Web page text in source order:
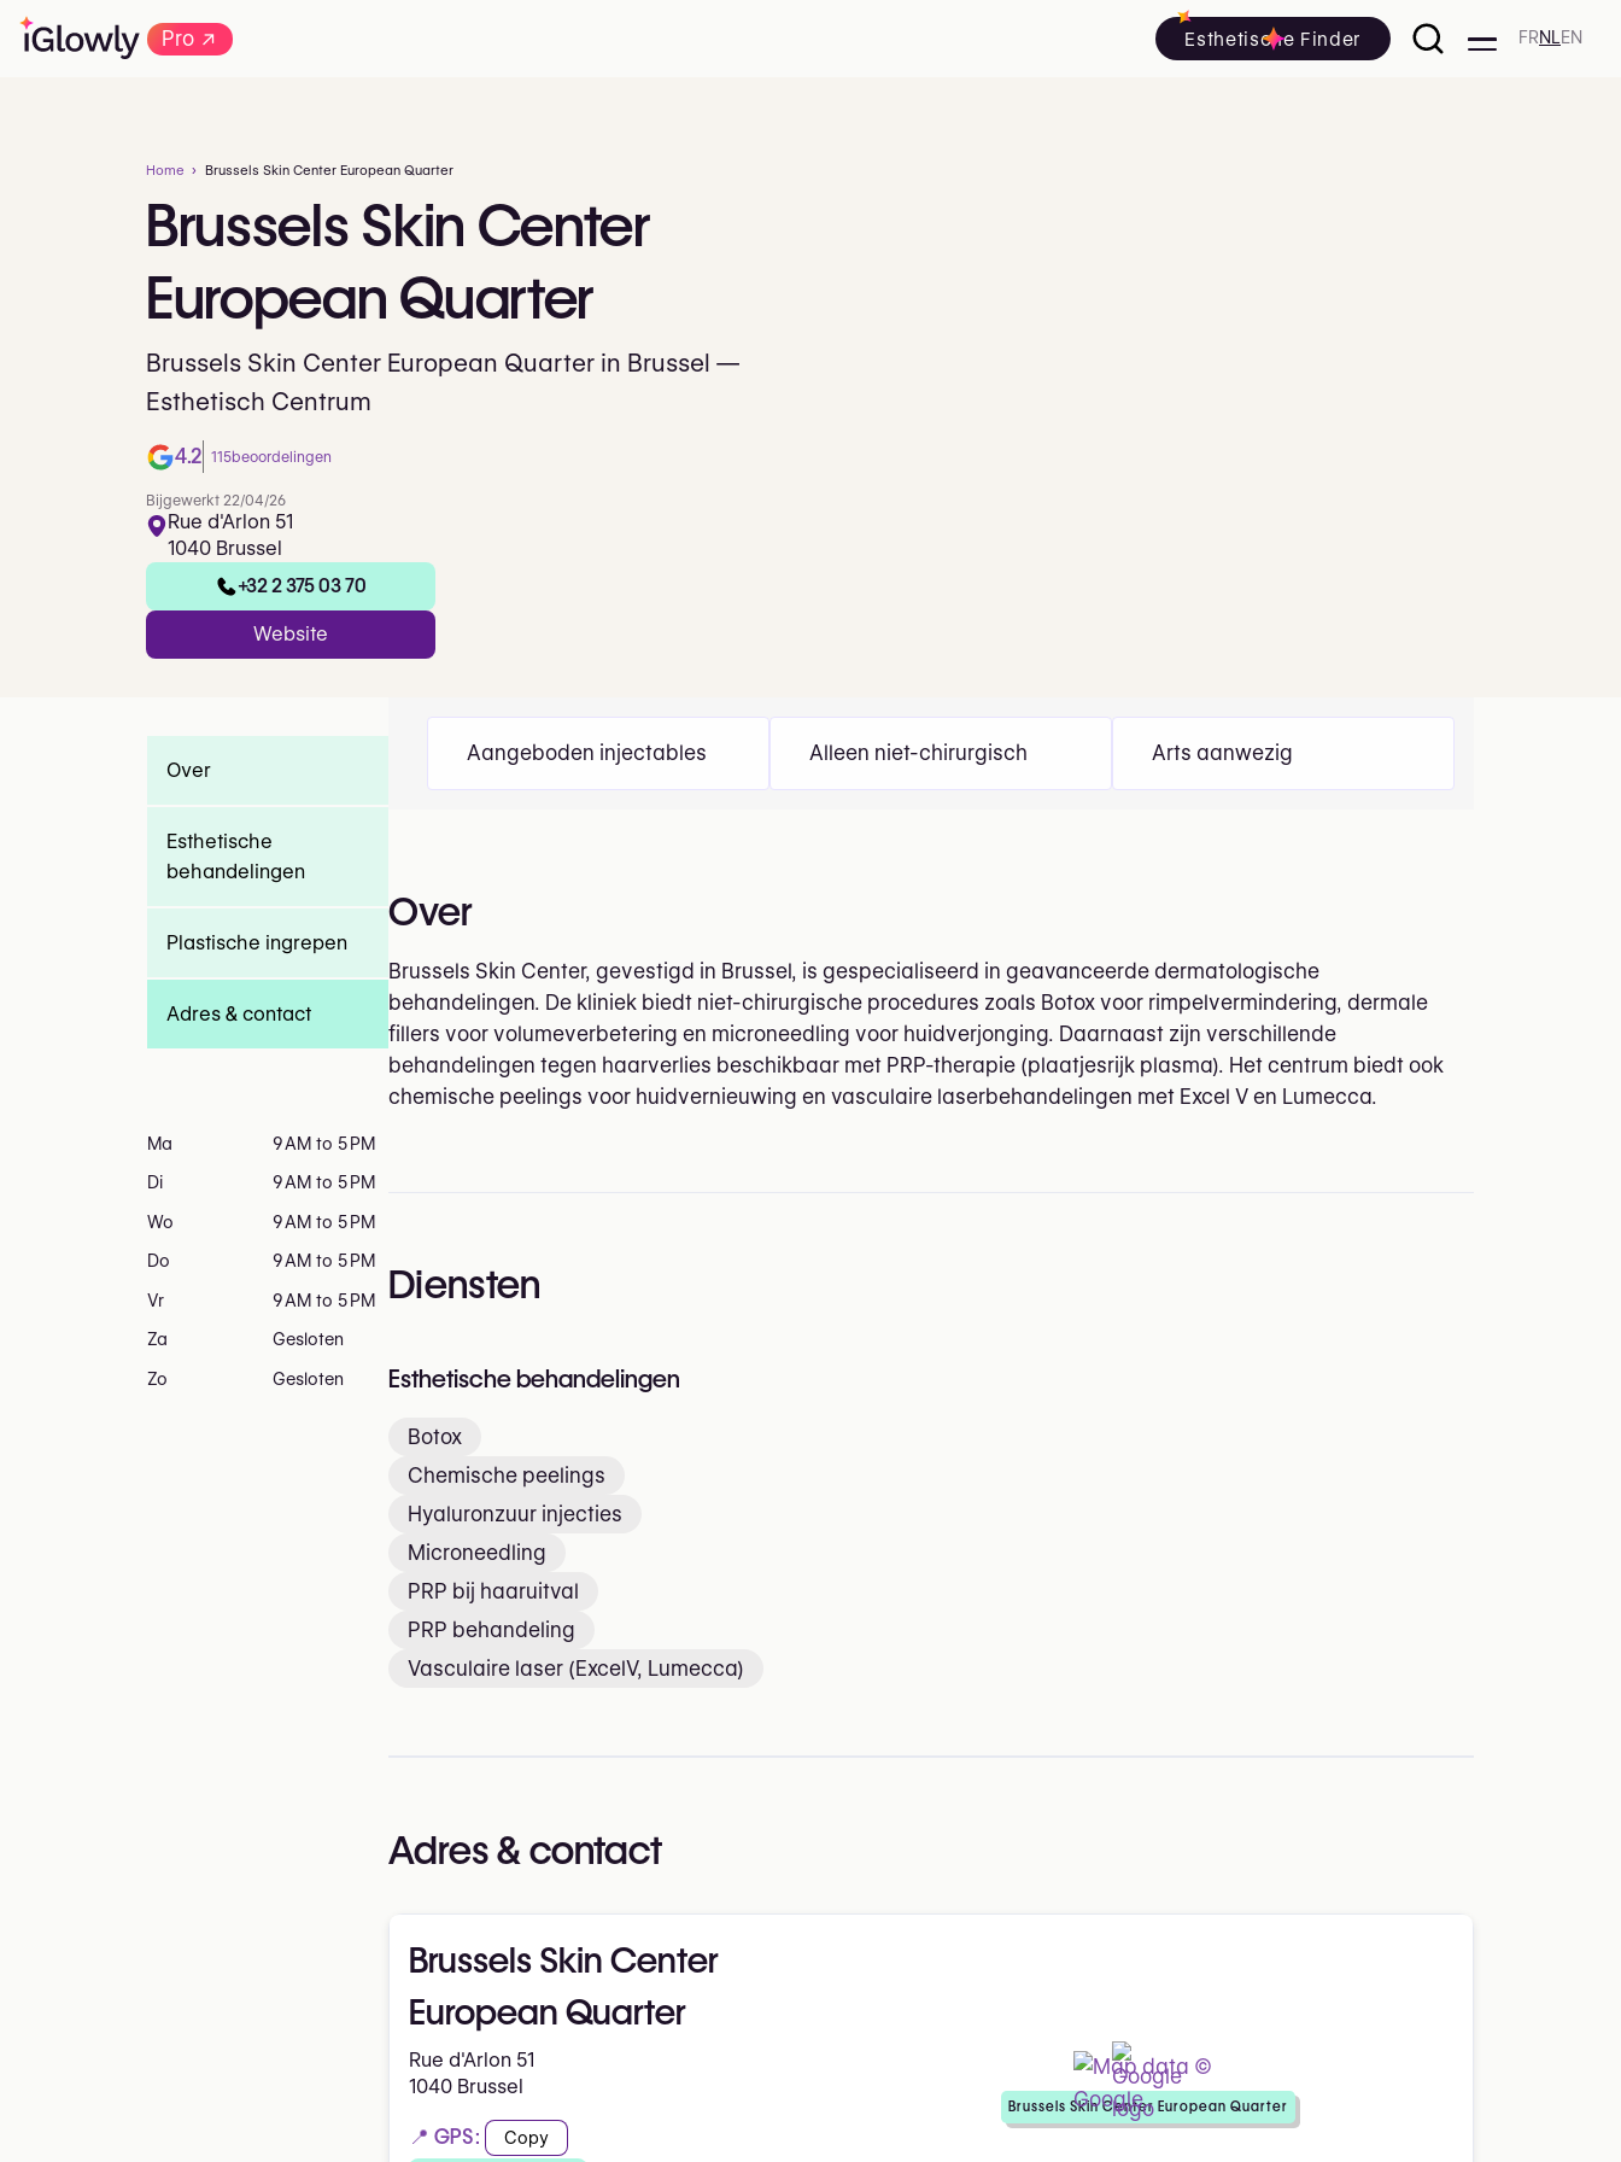
Pro→ Esthetische Finder FRNL EN
Home Brussels Skin Center European Quarter
Brussels Skin Center
European Quarter
Brussels Skin Center European Quarter in Brussel —
Esthetisch Centrum
4.2 115beoordelingen
Bijgewerkt 22/04/26
Rue d'Arlon 51
1040 Brussel
+32 2 375 03 70
Website
Aangeboden injectables Alleen niet-chirurgisch Arts aanwezig
Over
Brussels Skin Center, gevestigd in Brussel, is gespecialiseerd in geavanceerde dermatologische
behandelingen. De kliniek biedt niet-chirurgische procedures zoals Botox voor rimpelvermindering, dermale
fillers voor volumeverbetering en microneedling voor huidverjonging. Daarnaast zijn verschillende
behandelingen tegen haarverlies beschikbaar met PRP-therapie (plaatjesrijk plasma). Het centrum biedt ook
chemische peelings voor huidvernieuwing en vasculaire laserbehandelingen met Excel V en Lumecca.
Diensten
Esthetische behandelingen
Botox
Chemische peelings
Hyaluronzuur injecties
Microneedling
PRP bij haaruitval
PRP behandeling
Vasculaire laser (ExcelV, Lumecca)
Adres & contact
Brussels Skin Center
European Quarter
Rue d'Arlon 51
1040 Brussel
📍 GPS: Copy
Brussels Skin Center European Quarter
Over
Esthetische
behandelingen
Plastische ingrepen
Adres & contact
Ma 9 AM to 5 PM
Di 9 AM to 5 PM
Wo 9 AM to 5 PM
Do 9 AM to 5 PM
Vr 9 AM to 5 PM
Za Gesloten
Zo Gesloten